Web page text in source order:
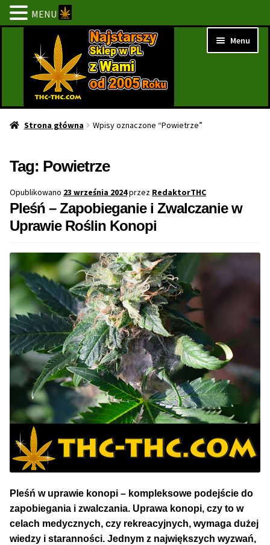
nawigacji
treści
Menu
Strona Główna
NOWOŚCI
PROMOCJE
PROMOCJE 1+1
NAJLEPSZE OKAZJE
PROMOCJA TYGODNIA
Dla Początkujących
Indoor w Domu
Outdoor na Dworze
Półautomaty Outdoor
Automaty XXL
Pełnosezonowe XXL
Szybkie Automaty
Strona główna Wpisy oznaczone “Powietrze”
Tag: Powietrze
Opublikowano 23 września 2024przez RedaktorTHC
Pleśń – Zapobieganie i Zwalczanie w
Uprawie Roślin Konopi
Pleśń w uprawie konopi – kompleksowe podejście do
zapobiegania i zwalczania. Uprawa konopi, czy to w
celach medycznych, czy rekreacyjnych, wymaga dużej
wiedzy i staranności. Jednym z największych wyzwań,
MENU